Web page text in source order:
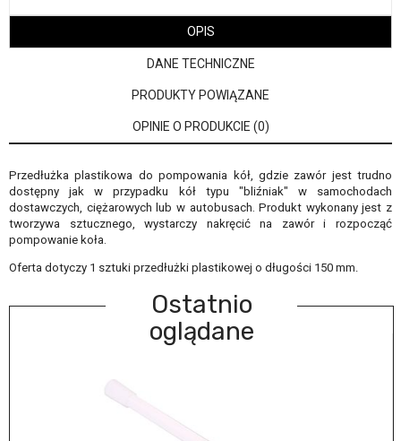
OPIS
DANE TECHNICZNE
PRODUKTY POWIĄZANE
OPINIE O PRODUKCIE (0)
Przedłużka plastikowa do pompowania kół, gdzie zawór jest trudno
dostępny jak w przypadku kół typu "bliźniak" w samochodach
dostawczych, ciężarowych lub w autobusach. Produkt wykonany jest z
tworzywa sztucznego, wystarczy nakręcić na zawór i rozpocząć
pompowanie koła.
Oferta dotyczy 1 sztuki przedłużki plastikowej o długości 150 mm.
Ostatnio
oglądane